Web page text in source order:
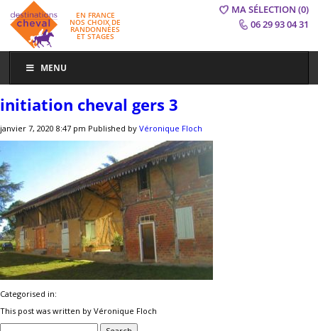
EN FRANCE
NOS CHOIX DE
RANDONNÉES
ET STAGES
MA SÉLECTION (0)
06 29 93 04 31
MENU
initiation cheval gers 3
janvier 7, 2020 8:47 pm Published by Véronique Floch
Categorised in:
This post was written by Véronique Floch